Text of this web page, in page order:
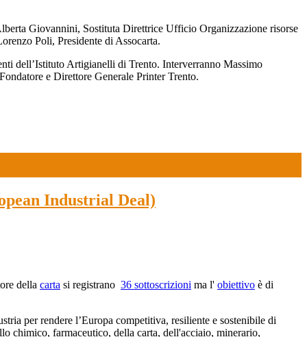
Giovannini, Sostituta Direttrice Ufficio Organizzazione risorse
Poli, Presidente di Assocarta.
dell’Istituto Artigianelli di Trento. Interverranno Massimo
e Direttore Generale Printer Trento.
Industrial Deal)
della carta si registrano 36 sottoscrizioni ma l' obiettivo è di
per rendere l’Europa competitiva, resiliente e sostenibile di
chimico, farmaceutico, della carta, dell'acciaio, minerario,